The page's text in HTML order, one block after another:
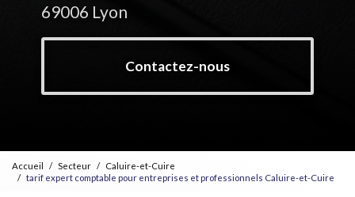
69006 Lyon
Contactez-nous
Accueil Secteur
Caluire-et-Cuire
tarif expert comptable pour entreprises et professionnels Caluire-et-Cuire